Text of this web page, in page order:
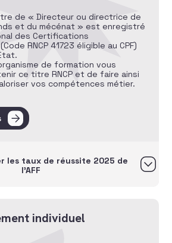
de « Directeur ou directrice de
et du mécénat » est enregistré
des Certifications
RNCP 41723 éligible au CPF)
de formation vous
ce titre RNCP et de faire ainsi
vos compétences métier.
les taux de réussite 2025 de
l’AFF
individuel